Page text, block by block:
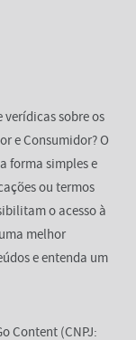
verídicas sobre os
e Consumidor? O
forma simples e
ou termos
o acesso à
melhor
e entenda um
Content (CNPJ: